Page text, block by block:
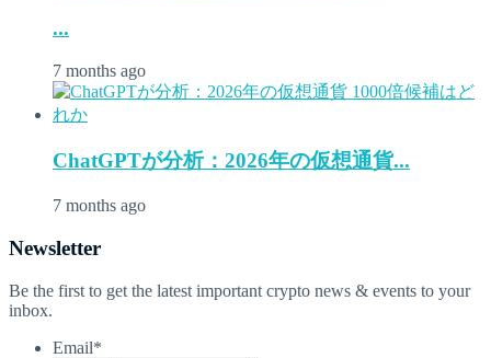
...
7 months ago
ChatGPTが分析：2026年の仮想通貨...
7 months ago
Newsletter
Be the first to get the latest important crypto news & events to your
inbox.
Email*